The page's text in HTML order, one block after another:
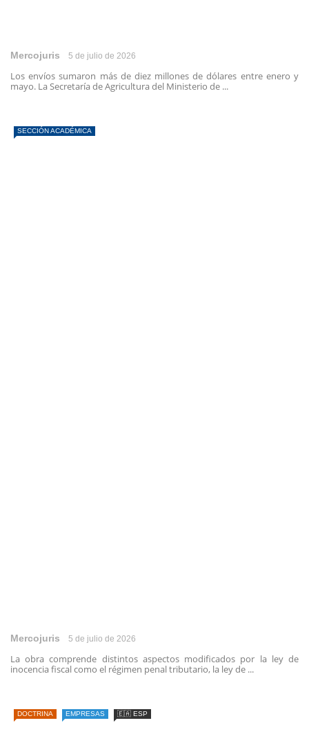
Mercojuris 5 de julio de 2026
Los envíos sumaron más de diez millones de dólares entre enero y
mayo. La Secretaría de Agricultura del Ministerio de ...
SECCIÓN ACADÉMICA
Mercojuris 5 de julio de 2026
La obra comprende distintos aspectos modificados por la ley de
inocencia fiscal como el régimen penal tributario, la ley de ...
DOCTRINA EMPRESAS 🇪🇦 ESP